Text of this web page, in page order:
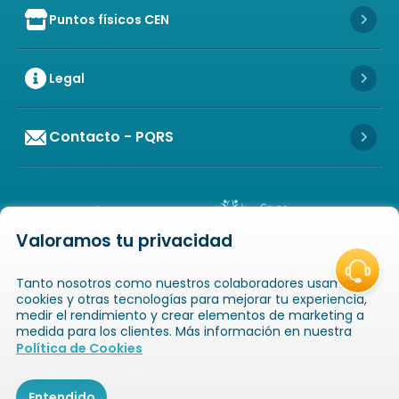
Icon of store
Puntos físicos CEN Icon
Legal Icon
Contacto - PQRS Icon
LOS DERECHOS RESERVADOS
NIT: 811025289-1 / CRA. 52 # 20-124, GUAYABAL,
MEDELLÍN, ANTIOQUIA
Inicio Icon of book-open Icon of
Valoramos tu privacidad
Tanto nosotros como nuestros colaboradores usamos
cookies y otras tecnologías para mejorar tu experiencia,
medir el rendimiento y crear elementos de marketing a
medida para los clientes. Más información en nuestra
Política de Cookies